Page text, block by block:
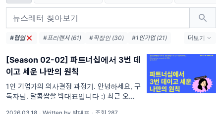
#협업 #프리랜서 (61) #직장인 (30)
#1인기업 (21)
#퇴사 (7)
#디지털노마드 (6)
#마케팅 (4)
#프리워커 (4)
#솔로프러너 (3)
더보기
[Season 02-02] 파트너십에서 3번 데
이고 세운 나만의 원칙
1인 기업가의 의사결정 과정기. 안녕하세요, 구
독자님. 달콤쌉쌀 박대표입니다 :) 최근 오랜 기